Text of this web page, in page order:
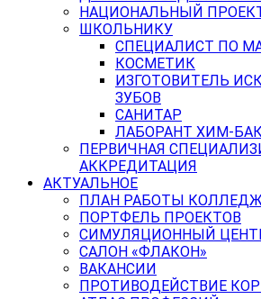
НАЦИОНАЛЬНЫЙ
ШКОЛЬНИКУ
СПЕЦИАЛИСТ ПО
КОСМЕТИК
ИЗГОТОВИТЕЛЬ
ЗУБОВ
САНИТАР
ЛАБОРАНТ ХИМ-
ПЕРВИЧНАЯ
АККРЕДИТАЦИЯ
АКТУАЛЬНОЕ
ПЛАН РАБОТЫ
ПОРТФЕЛЬ ПРОЕКТОВ
СИМУЛЯЦИОННЫЙ
САЛОН «ФЛАКОН»
ВАКАНСИИ
ПРОТИВОДЕЙСТВИЕ